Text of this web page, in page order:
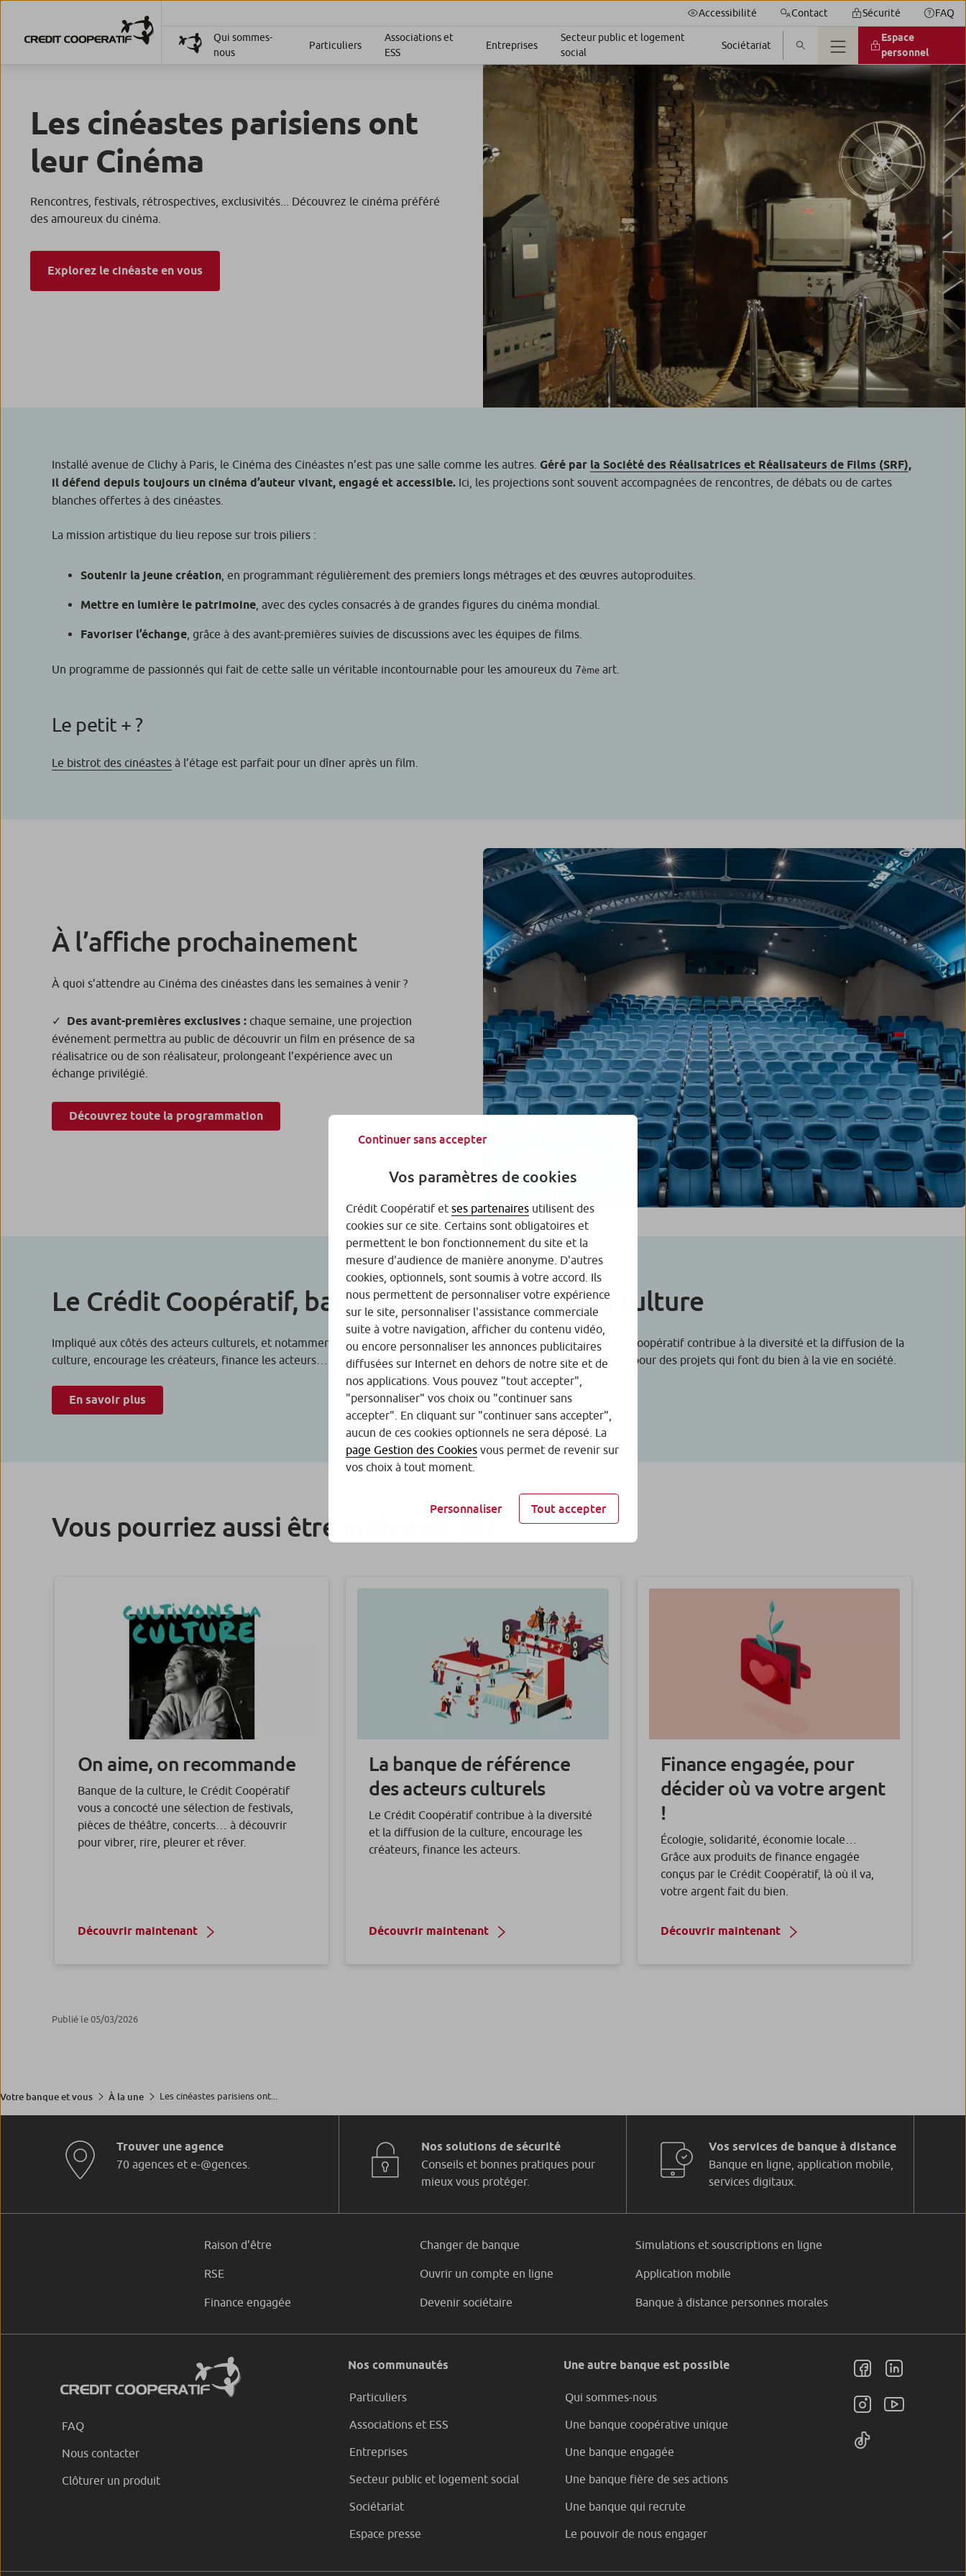
Accessibilité Contact Sécurité FAQ
Qui sommes-
nous
Particuliers
Associations et
ESS
Entreprises
Secteur public et logement
social
Sociétariat
Espace
personnel
Les cinéastes parisiens ont
leur Cinéma
Rencontres, festivals, rétrospectives, exclusivités... Découvrez le cinéma préféré
des amoureux du cinéma.
Explorez le cinéaste en vous
Installé avenue de Clichy à Paris, le Cinéma des Cinéastes n’est pas une salle comme les autres. Géré par la Société des Réalisatrices et Réalisateurs de Films (SRF),
il défend depuis toujours un cinéma d’auteur vivant, engagé et accessible. Ici, les projections sont souvent accompagnées de rencontres, de débats ou de cartes
blanches offertes à des cinéastes.
La mission artistique du lieu repose sur trois piliers :
Soutenir la jeune création , en programmant régulièrement des premiers longs métrages et des œuvres autoproduites.
Mettre en lumière le patrimoine , avec des cycles consacrés à de grandes figures du cinéma mondial.
Favoriser l’échange , grâce à des avant-premières suivies de discussions avec les équipes de films.
Un programme de passionnés qui fait de cette salle un véritable incontournable pour les amoureux du 7ème art.
Le petit + ?
Le bistrot des cinéastes à l’étage est parfait pour un dîner après un film.
À l’affiche prochainement
À quoi s’attendre au Cinéma des cinéastes dans les semaines à venir ?
Des avant-premières exclusives : chaque semaine, une projection
événement permettra au public de découvrir un film en présence de sa
réalisatrice ou de son réalisateur, prolongeant l’expérience avec un
échange privilégié.
Découvrez toute la programmation
Le Crédit Coopératif, banque de référence de la culture
Impliqué aux côtés des acteurs culturels, et notamment auprès de notre client le Cinéma des Cinéastes, le Crédit Coopératif contribue à la diversité et la diffusion de la
culture, encourage les créateurs, finance les acteurs… Nous sommes fiers de nous engager depuis plus de 40 ans pour des projets qui font du bien à la vie en société.
En savoir plus
Vous pourriez aussi être intéressé par
On aime, on recommande
Banque de la culture, le Crédit Coopératif
vous a concocté une sélection de festivals,
pièces de théâtre, concerts… à découvrir
pour vibrer, rire, pleurer et rêver.
Découvrir maintenant
La banque de référence
des acteurs culturels
Le Crédit Coopératif contribue à la diversité
et la diffusion de la culture, encourage les
créateurs, finance les acteurs.
Découvrir maintenant
Finance engagée, pour
décider où va votre argent
!
Écologie, solidarité, économie locale…
Grâce aux produits de finance engagée
conçus par le Crédit Coopératif, là où il va,
votre argent fait du bien.
Découvrir maintenant
Publié le 05/03/2026
Votre banque et vous À la une Les cinéastes parisiens ont...
Trouver une agence
70 agences et e-@gences.
Nos solutions de sécurité
Conseils et bonnes pratiques pour
mieux vous protéger.
Vos services de banque à distance
Banque en ligne, application mobile,
services digitaux.
Raison d'être Changer de banque Simulations et souscriptions en ligne
RSE Ouvrir un compte en ligne Application mobile
Finance engagée Devenir sociétaire Banque à distance personnes morales
FAQ
Nous contacter
Clôturer un produit
Nos communautés
Particuliers
Associations et ESS
Entreprises
Secteur public et logement social
Sociétariat
Espace presse
Une autre banque est possible
Qui sommes-nous
Une banque coopérative unique
Une banque engagée
Une banque fière de ses actions
Une banque qui recrute
Le pouvoir de nous engager
Continuer sans accepter
Vos paramètres de cookies
Crédit Coopératif et ses partenaires utilisent des
cookies sur ce site. Certains sont obligatoires et
permettent le bon fonctionnement du site et la
mesure d'audience de manière anonyme. D'autres
cookies, optionnels, sont soumis à votre accord. Ils
nous permettent de personnaliser votre expérience
sur le site, personnaliser l'assistance commerciale
suite à votre navigation, afficher du contenu vidéo,
ou encore personnaliser les annonces publicitaires
diffusées sur Internet en dehors de notre site et de
nos applications. Vous pouvez "tout accepter",
"personnaliser" vos choix ou "continuer sans
accepter". En cliquant sur "continuer sans accepter",
aucun de ces cookies optionnels ne sera déposé. La
page Gestion des Cookies vous permet de revenir sur
vos choix à tout moment.
Personnaliser Tout accepter